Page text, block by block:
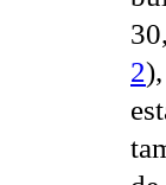
2